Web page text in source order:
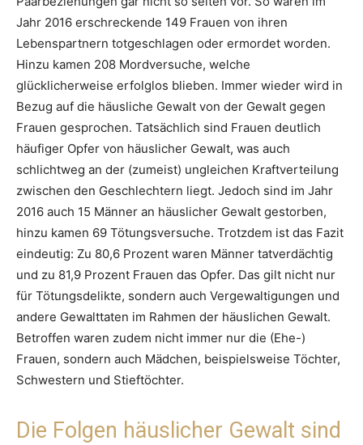
Jahr 2016 erschreckende 149 Frauen von ihren
Lebenspartnern totgeschlagen oder ermordet worden.
Hinzu kamen 208 Mordversuche, welche
glücklicherweise erfolglos blieben. Immer wieder wird in
Bezug auf die häusliche Gewalt von der Gewalt gegen
Frauen gesprochen. Tatsächlich sind Frauen deutlich
häufiger Opfer von häuslicher Gewalt, was auch
schlichtweg an der (zumeist) ungleichen Kraftverteilung
zwischen den Geschlechtern liegt. Jedoch sind im Jahr
2016 auch 15 Männer an häuslicher Gewalt gestorben,
hinzu kamen 69 Tötungsversuche. Trotzdem ist das Fazit
eindeutig: Zu 80,6 Prozent waren Männer tatverdächtig
und zu 81,9 Prozent Frauen das Opfer. Das gilt nicht nur
für Tötungsdelikte, sondern auch Vergewaltigungen und
andere Gewalttaten im Rahmen der häuslichen Gewalt.
Betroffen waren zudem nicht immer nur die (Ehe-)
Frauen, sondern auch Mädchen, beispielsweise Töchter,
Schwestern und Stieftöchter.
Die Folgen häuslicher Gewalt sind